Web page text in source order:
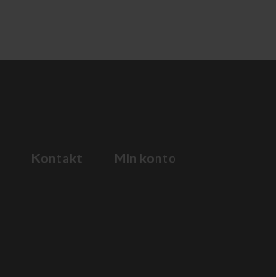
Kontakt Min konto